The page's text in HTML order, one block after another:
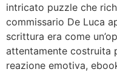
intricato puzzle che
commissario De Luca
scrittura era come
attentamente costruita
reazione emotiva,